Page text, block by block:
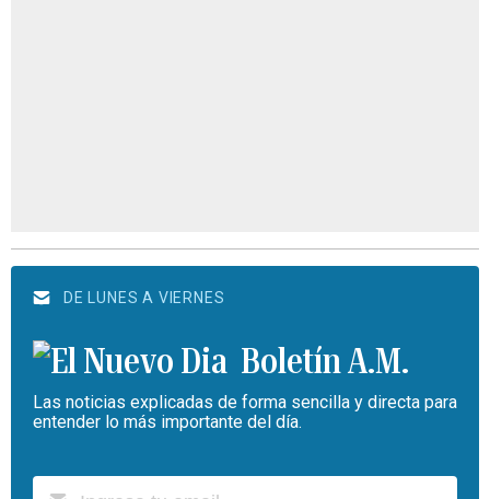
DE LUNES A VIERNES
Boletín A.M.
Las noticias explicadas de forma sencilla y directa para
entender lo más importante del día.